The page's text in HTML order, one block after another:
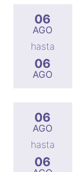
06
AGO
hasta
06
AGO
06
AGO
hasta
06